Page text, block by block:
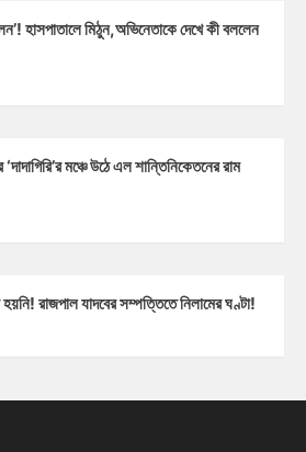
হাসপাতালে মিঠুন,অভিনেতাকে দেখে কী বললেন
মঞ্চে উঠে এল শান্তিনিকেতনের রাম
রাজপাল যাদবের সম্পত্তিতে নিলামের ঘণ্টা!